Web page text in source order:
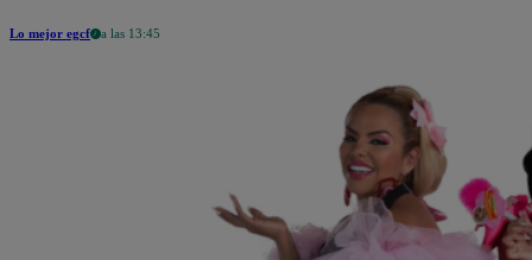
Lo mejor egcf a las 13:45